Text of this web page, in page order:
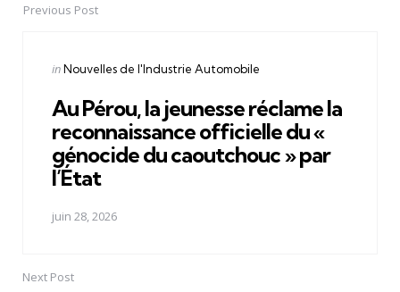
PostPrevious Post
Posted
inNouvelles de l'Industrie Automobile
Au Pérou, la jeunesse réclame la
reconnaissance officielle du «
génocide du caoutchouc » par
l’État
juin 28, 2026
Next Post